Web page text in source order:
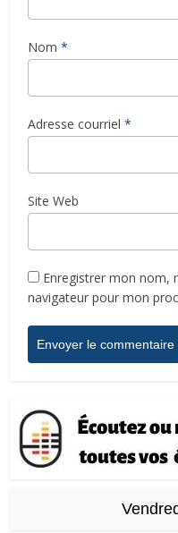
Nom *
Adresse courriel *
Site Web
Enregistrer mon nom,
navigateur pour mon